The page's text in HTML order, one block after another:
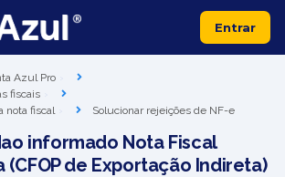
Entrar
Azul Pro
fiscais
nota fiscal
Solucionar rejeições de NF-e
informado Nota Fiscal
de Exportação Indireta)